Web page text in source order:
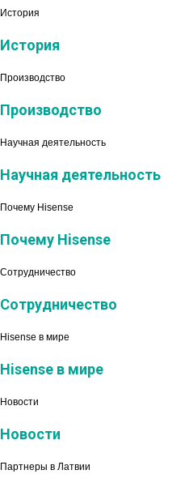
История
История
Производство
Производство
Научная деятельность
Научная деятельность
Почему Hisense
Почему Hisense
Сотрудничество
Сотрудничество
Hisense в мире
Hisense в мире
Новости
Новости
Партнеры в Латвии